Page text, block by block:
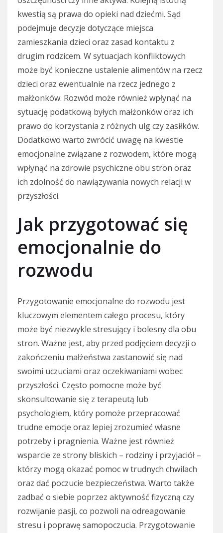
kwestią są prawa do opieki nad dziećmi. Sąd
podejmuje decyzje dotyczące miejsca
zamieszkania dzieci oraz zasad kontaktu z
drugim rodzicem. W sytuacjach konfliktowych
może być konieczne ustalenie alimentów na rzecz
dzieci oraz ewentualnie na rzecz jednego z
małżonków. Rozwód może również wpłynąć na
sytuację podatkową byłych małżonków oraz ich
prawo do korzystania z różnych ulg czy zasiłków.
Dodatkowo warto zwrócić uwagę na kwestie
emocjonalne związane z rozwodem, które mogą
wpłynąć na zdrowie psychiczne obu stron oraz
ich zdolność do nawiązywania nowych relacji w
przyszłości.
Jak przygotować się
emocjonalnie do
rozwodu
Przygotowanie emocjonalne do rozwodu jest
kluczowym elementem całego procesu, który
może być niezwykle stresujący i bolesny dla obu
stron. Ważne jest, aby przed podjęciem decyzji o
zakończeniu małżeństwa zastanowić się nad
swoimi uczuciami oraz oczekiwaniami wobec
przyszłości. Często pomocne może być
skonsultowanie się z terapeutą lub
psychologiem, który pomoże przepracować
trudne emocje oraz lepiej zrozumieć własne
potrzeby i pragnienia. Ważne jest również
wsparcie ze strony bliskich – rodziny i przyjaciół –
którzy mogą okazać pomoc w trudnych chwilach
oraz dać poczucie bezpieczeństwa. Warto także
zadbać o siebie poprzez aktywność fizyczną czy
rozwijanie pasji, co pozwoli na odreagowanie
stresu i poprawę samopoczucia. Przygotowanie